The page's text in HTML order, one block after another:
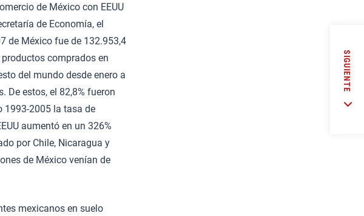
de México con EEUU
de Economía, el
de México fue de 132.953,4
comprados en
del mundo desde enero a
De estos, el 82,8% fueron
1993-2005 la tasa de
aumentó en un 326%
por Chile, Nicaragua y
de México venían de
mexicanos en suelo
SIGUIENTE